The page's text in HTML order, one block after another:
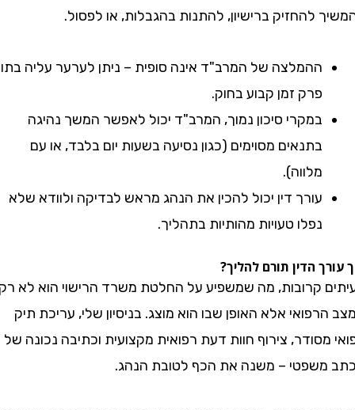
להחזיק ברישיון, להתנות בהגבלות, או לפסול.
ההמלצה של המרב"ד אינה סופית – ניתן לערער עליה בתוך
פרק זמן קבוע בחוק.
במקרי סיכון נמוך, המרב"ד יכול לאפשר המשך נהיגה
בתנאים מסוימים (כגון נסיעה בשעות יום בלבד, או עם
מלווה).
עורך דין יכול להכין את הנהג מראש לבדיקה ולוודא שלא
נפלו טעויות מהותיות בתהליך.
הדין תורם להליך?
קרובות, מה שמשפיע על החלטת משרד הרישוי הוא לא רק
אלא האופן שבו הוא מוצג. בניסיון שלי, עריכת תיק
צירוף חוות דעת רפואית מקצועית וכתיבה נכונה של
– משנה את הכף לטובת הנהג.